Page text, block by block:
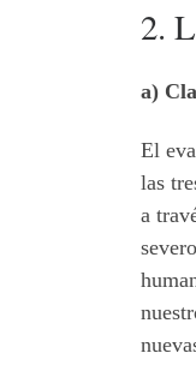
2.
a)
El
las
a